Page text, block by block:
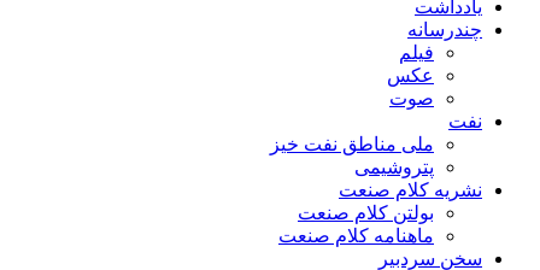
یادداشت
چندرسانه
فیلم
عکس
صوت
نفت
ملی مناطق نفت خیز
پتروشیمی
نشریه کلام صنعت
بولتن کلام صنعت
ماهنامه کلام صنعت
سخن سردبیر